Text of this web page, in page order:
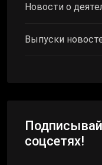
Новости о
Выпуски
соцсетях!